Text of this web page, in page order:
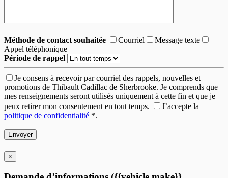
Méthode de contact souhaitée Courriel
Message texte
Appel téléphonique
Période de rappel
Je consens à recevoir par courriel des rappels, nouvelles et
promotions de Thibault Cadillac de Sherbrooke. Je comprends que
mes renseignements seront utilisés uniquement à cette fin et que je
peux retirer mon consentement en tout temps.
J’accepte la
politique de confidentialité *.
×